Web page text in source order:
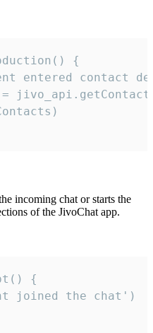
{
entered contact
incoming chat or starts the
of the JivoChat app.
{